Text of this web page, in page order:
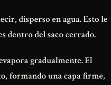
disperso en agua. Esto le
dentro del saco cerrado.
gradualmente. El
formando una capa firme,